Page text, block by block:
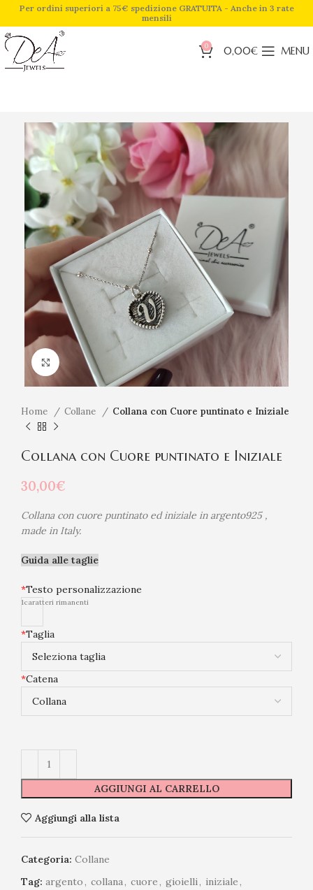
Per ordini superiori a 75€ spedizione GRATUITA - Anche in 3 rate
mensili
0 0,00€ MENU
Click to enlarge
Home Collane Collana con Cuore puntinato e Iniziale
Collana con Cuore puntinato e Iniziale
30,00€
Collana con cuore puntinato ed iniziale in argento925 ,
made in Italy.
Guida alle taglie
*Testo personalizzazione
1caratteri rimanenti
*Taglia
*Catena
AGGIUNGI AL CARRELLO
Aggiungi alla lista
Categoria: Collane
Tag: argento, collana, cuore, gioielli, iniziale,